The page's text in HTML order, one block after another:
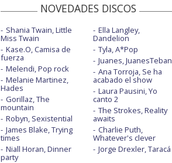
NOVEDADES DISCOS
Shania Twain, Little
Miss Twain
Kase.O, Camisa de
fuerza
Melendi, Pop rock
Melanie Martinez,
Hades
Gorillaz, The
mountain
Robyn, Sexistential
James Blake, Trying
times
Niall Horan, Dinner
party
Ella Langley,
Dandelion
Tyla, A*Pop
Juanes, JuanesTeban
Ana Torroja, Se ha
acabado el show
Laura Pausini, Yo
canto 2
The Strokes, Reality
awaits
Charlie Puth,
Whatever's clever
Jorge Drexler, Taracá